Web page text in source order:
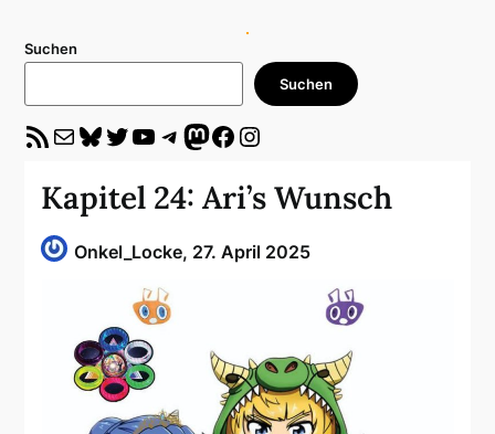
Suchen
Suchen
RSS-Feed E-Mail Bluesky Twitter YouTube Telegram Mastodon Facebook Instagram
Kapitel 24: Ari’s Wunsch
Onkel_Locke, 27. April 2025